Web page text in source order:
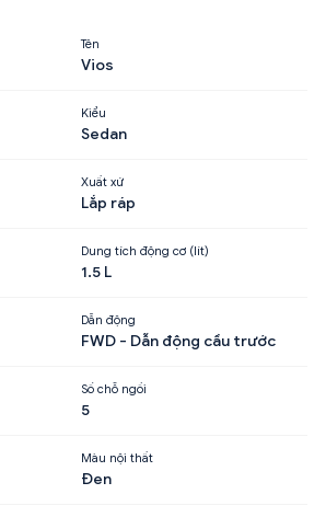
Tên
Vios
Kiểu
Sedan
Xuất xứ
Lắp ráp
Dung tích động cơ (lít)
1.5 L
Dẫn động
FWD - Dẫn động cầu trước
Số chỗ ngồi
5
Màu nội thất
Đen